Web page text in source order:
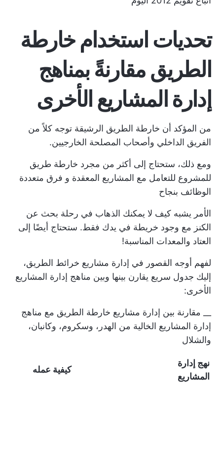
تحديات استخدام خارطة
الطريق مقارنةً بمناهج
إدارة المشاريع الأخرى
من المؤكد أن خارطة الطريق الرشيقة توجه كلاً من
الفريق الداخلي وأصحاب المصلحة الخارجيين.
ومع ذلك، ستحتاج إلى أكثر من مجرد خارطة طريق
للمشروع للتعامل مع المشاريع المعقدة و فرق متعددة
الوظائف بنجاح
الأمر يشبه كيف لا يمكنك الذهاب في رحلة بحث عن
الكنز مع وجود خريطة في يدك فقط. ستحتاج أيضًا إلى
العتاد والمعدات المناسبة!
لفهم أوجه القصور في إدارة مشاريع خرائط الطريق،
إليك جدول سريع يقارن بينها وبين مناهج إدارة المشاريع
الأخرى:
__ مقارنة بين إدارة مشاريع خارطة الطريق مع مناهج
إدارة المشاريع الخالية من الهدر، وسكروم، وكانبان،
والشلال
نهج إدارة
المشاريع
كيفية عمله